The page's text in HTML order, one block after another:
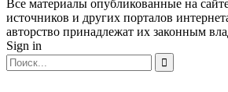
Все материалы опубликованные на
источников и других порталов
авторство принадлежат их законным
Sign in